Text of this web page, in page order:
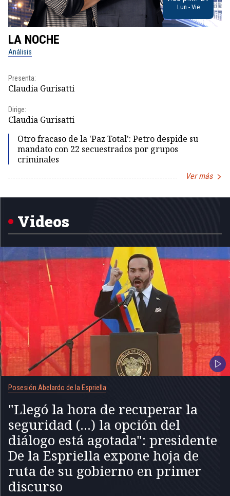
Lun - Vie
LA NOCHE
Análisis
Presenta:
Claudia Gurisatti
Dirige:
Claudia Gurisatti
Otro fracaso de la 'Paz Total': Petro despide su
mandato con 22 secuestrados por grupos
criminales
Ver más
Videos
Posesión Abelardo de la Espriella
"Llegó la hora de recuperar la
seguridad (...) la opción del
diálogo está agotada": presidente
De la Espriella expone hoja de
ruta de su gobierno en primer
discurso